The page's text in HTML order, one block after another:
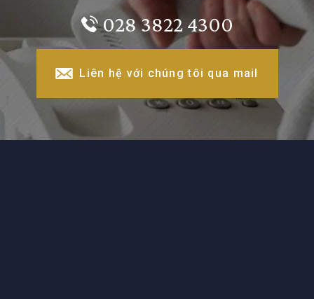
028 3822 4300
Liên hệ với chúng tôi qua mail